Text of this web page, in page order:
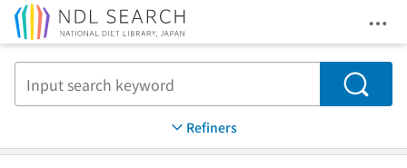
Search
Refiners